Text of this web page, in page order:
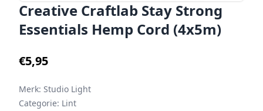
Creative Craftlab Stay Strong
Essentials Hemp Cord (4x5m)
€5,95
Merk: Studio Light
Categorie: Lint